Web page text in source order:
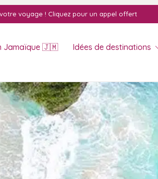
voyage ! Cliquez pour un appel offert
Jamaïque 🇯🇲 Idées de destinations